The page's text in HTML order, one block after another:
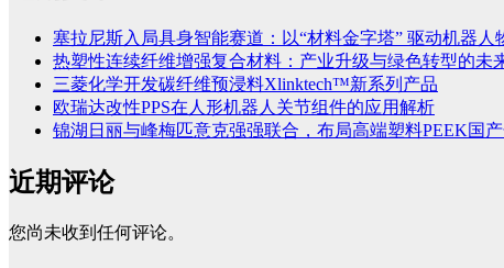
塞拉尼斯入局具身智能赛道：以“材料金字塔” 驱动机器人
热塑性连续纤维增强复合材料：产业升级与绿色转型的未
三菱化学开发碳纤维预浸料Xlinktech™新系列产品
欧瑞达改性PPS在人形机器人关节组件的应用解析
锦湖日丽与峰梅匹意克强强联合，布局高端塑料PEEK国
近期评论
您尚未收到任何评论。